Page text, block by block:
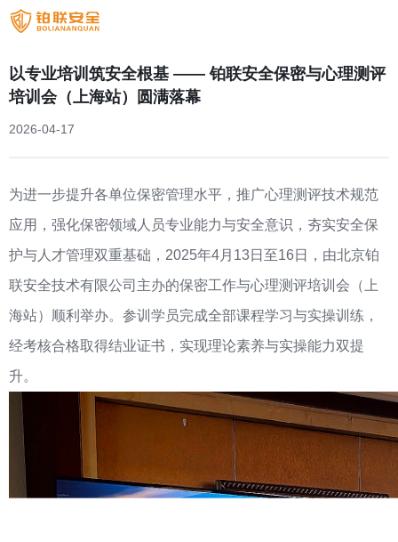
以专业培训筑安全根基 —— 铂联安全保密与心理测评
培训会（上海站）圆满落幕
2026-04-17
为进一步提升各单位保密管理水平，推广心理测评技术规范
应用，强化保密领域人员专业能力与安全意识，夯实安全保
护与人才管理双重基础，2025年4月13日至16日，由北京铂
联安全技术有限公司主办的保密工作与心理测评培训会（上
海站）顺利举办。参训学员完成全部课程学习与实操训练，
经考核合格取得结业证书，实现理论素养与实操能力双提
升。